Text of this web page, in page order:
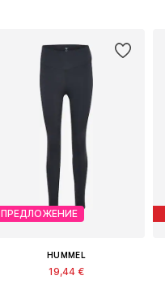
ПРЕДЛОЖЕНИЕ
HUMMEL
19,44 €